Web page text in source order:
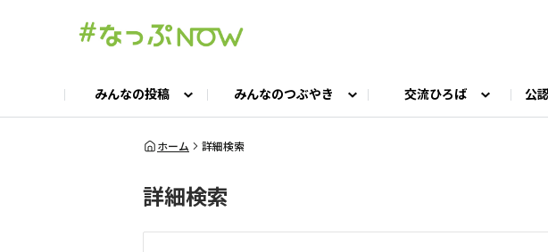
みんなの投稿
投稿TOP みんなの投稿
みんなのつぶやき
つぶやきTOP
交流ひろば
交流ひろばTOP
キャンプギア語ろう会
公
よくある質問
ホーム 詳細検索
詳細検索